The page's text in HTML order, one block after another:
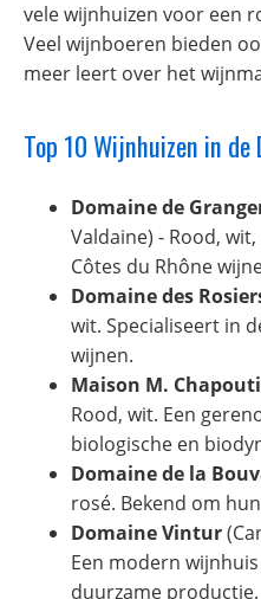
vele wijnhuizen voor een
Veel wijnboeren bieden
meer leert over het
Top 10 Wijnhuizen in de
Domaine de
Valdaine) - Rood,
Côtes du Rhône
Domaine des
wit. Specialiseert in
wijnen.
Maison M.
Rood, wit. Een
biologische en
Domaine de la
rosé. Bekend om
Domaine Vintur
Een modern
duurzame productie.